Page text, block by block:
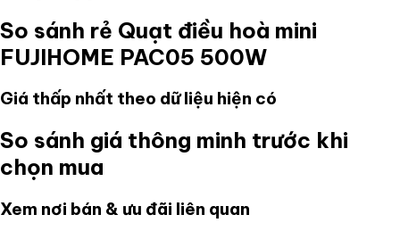
So sánh rẻ Quạt điều hoà mini
FUJIHOME PAC05 500W
Giá thấp nhất theo dữ liệu hiện có
So sánh giá thông minh trước khi
chọn mua
Xem nơi bán & ưu đãi liên quan